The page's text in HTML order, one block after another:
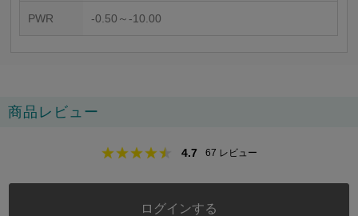
PWR -0.50～-10.00
商品レビュー
4.7 67 レビュー
ログインする